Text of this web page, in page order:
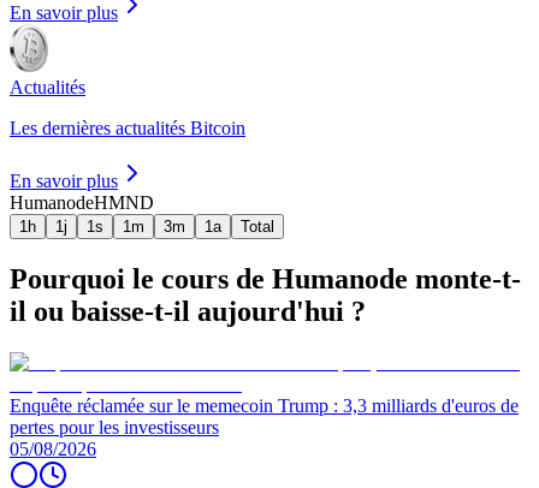
En savoir plus
Actualités
Les dernières actualités Bitcoin
En savoir plus
HumanodeHMND
1h 1j 1s 1m 3m 1a Total
Pourquoi le cours de Humanode monte-t-
il ou baisse-t-il aujourd'hui ?
Enquête réclamée sur le memecoin Trump : 3,3 milliards d'euros de
pertes pour les investisseurs
05/08/2026